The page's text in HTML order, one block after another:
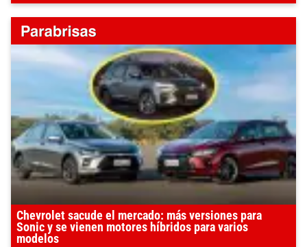
Chevrolet sacude el mercado: más versiones para
Sonic y se vienen motores híbridos para varios
modelos